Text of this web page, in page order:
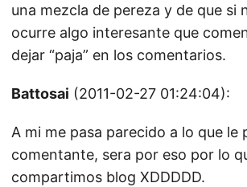
una mezcla de pereza y de que si
ocurre algo interesante que
dejar “paja” en los comentarios.
Battosai (2011-02-27 01:24:04):
A mi me pasa parecido a lo que le
comentante, sera por eso por lo
compartimos blog XDDDDD.